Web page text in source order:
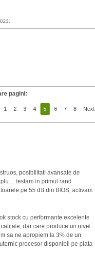
pagini:
1 2 3 4 5 6 7 8 Next
posibilitati avansate de
testam in primul rand
pe 55 dB din BIOS, activam
stock cu performante excelente
dar care produce un nivel
sa ne apropiem la 3% de un
procesor disponibil pe piata